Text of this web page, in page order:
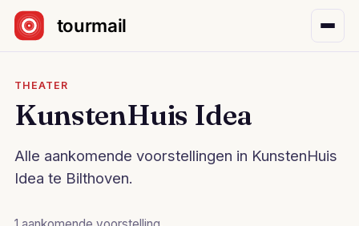
Sla navigatie over
THEATER
KunstenHuis Idea
Alle aankomende voorstellingen in KunstenHuis
Idea te Bilthoven.